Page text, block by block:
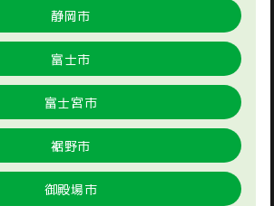
静岡市
富士市
富士宮市
裾野市
御殿場市